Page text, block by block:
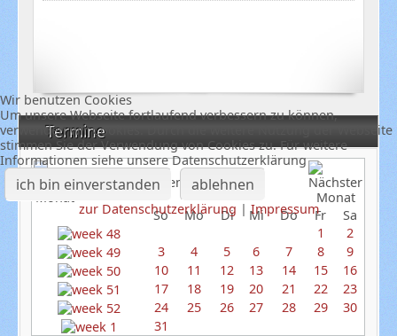
Termine
Dezember 2023
So
Mo Di Mi Do Fr
Sa
1
2
3
4 5 6 7 8
9
10
11 12 13 14 15
16
17
18 19 20 21 22
23
24
25 26 27 28 29
30
31
Wir benutzen Cookies
Um unsere Webseite fortlaufend verbessern zu können,
verwenden wir Cookies. Durch die weitere Nutzung der Webseite
stimmen Sie der Verwendung von Cookies zu. Für weitere
Informationen siehe unsere Datenschutzerklärung
ich bin einverstanden ablehnen
zur Datenschutzerklärung |Impressum